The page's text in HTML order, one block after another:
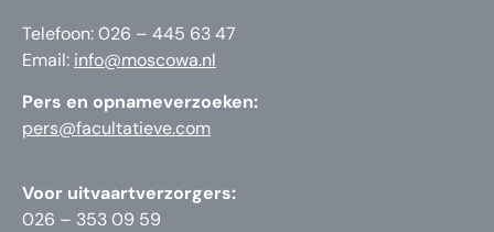
Telefoon: 026 – 445 63 47
Email: info@moscowa.nl
Pers en opnameverzoeken:
pers@facultatieve.com
Voor uitvaartverzorgers:
026 – 353 09 59